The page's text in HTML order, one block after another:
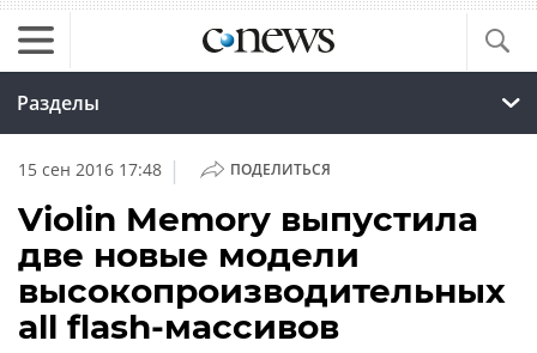
Разделы
15 сен 2016 17:48 | ПОДЕЛИТЬСЯ
Violin Memory выпустила
две новые модели
высокопроизводительных
all flash-массивов